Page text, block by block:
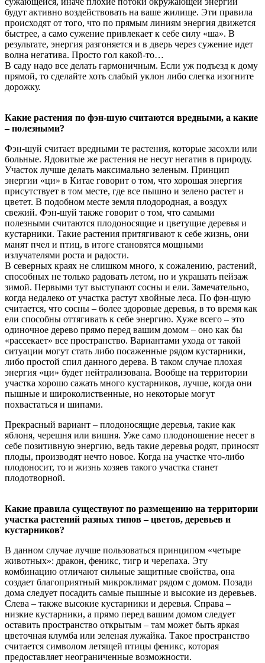
будут активно воздействовать на ваше жилище. Эти правила
происходят от того, что по прямым линиям энергия движется
быстрее, а само сужение привлекает к себе силу «ша». В
результате, энергия разгоняется и в дверь через сужение идет
волна негатива. Просто гол какой-то…
В саду надо все делать гармоничным. Если уж подъезд к дому
прямой, то сделайте хоть слабый уклон либо слегка изогните
дорожку.
Какие растения по фэн-шую считаются вредными, а какие
– полезными?
Фэн-шуй считает вредными те растения, которые засохли или
больные. Ядовитые же растения не несут негатив в природу.
Участок лучше делать максимально зеленым. Принцип
энергии «ци» в Китае говорит о том, что хорошая энергия
присутствует в том месте, где все пышно и зелено растет и
цветет. В подобном месте земля плодородная, а воздух
свежий. Фэн-шуй также говорит о том, что самыми
полезными считаются плодоносящие и цветущие деревья и
кустарники. Такие растения притягивают к себе жизнь, они
манят пчел и птиц, в итоге становятся мощными
излучателями роста и радости.
В северных краях не слишком много, к сожалению, растений,
способных не только радовать летом, но и украшать пейзаж
зимой. Первыми тут выступают сосны и ели. Замечательно,
когда недалеко от участка растут хвойные леса. По фэн-шую
считается, что сосны – более здоровые деревья, в то время как
ели способны оттягивать к себе энергию. Хуже всего – это
одиночное дерево прямо перед вашим домом – оно как бы
«рассекает» все пространство. Вариантами ухода от такой
ситуации могут стать либо посаженные рядом кустарники,
либо простой спил данного дерева. В таком случае плохая
энергия «ци» будет нейтрализована. Вообще на территории
участка хорошо сажать много кустарников, лучше, когда они
пышные и широколиственные, но некоторые могут
похвастаться и шипами.
Прекрасный вариант – плодоносящие деревья, такие как
яблоня, черешня или вишня. Уже само плодоношение несет в
себе позитивную энергию, ведь такие деревья родят, приносят
плоды, производят нечто новое. Когда на участке что-либо
плодоносит, то и жизнь хозяев такого участка станет
плодотворной.
Какие правила существуют по размещению на территории
участка растений разных типов – цветов, деревьев и
кустарников?
В данном случае лучше пользоваться принципом «четыре
животных»: дракон, феникс, тигр и черепаха. Эту
комбинацию отличают сильные защитные свойства, она
создает благоприятный микроклимат рядом с домом. Позади
дома следует посадить самые пышные и высокие из деревьев.
Слева – также высокие кустарники и деревья. Справа –
низкие кустарники, а прямо перед вашим домом следует
оставить пространство открытым – там может быть яркая
цветочная клумба или зеленая лужайка. Такое пространство
считается символом летящей птицы феникс, которая
предоставляет неограниченные возможности.